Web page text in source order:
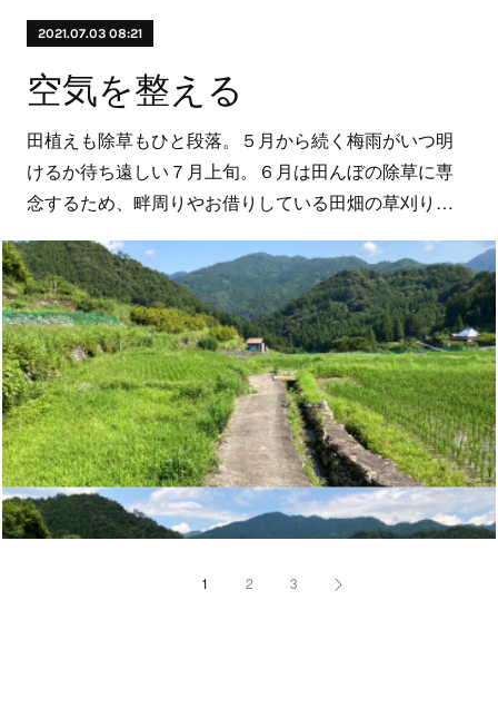
2021.07.03 08:21
空気を整える
田植えも除草もひと段落。５月から続く梅雨がいつ明
けるか待ち遠しい７月上旬。６月は田んぼの除草に専
念するため、畔周りやお借りしている田畑の草刈り…
1 2 3